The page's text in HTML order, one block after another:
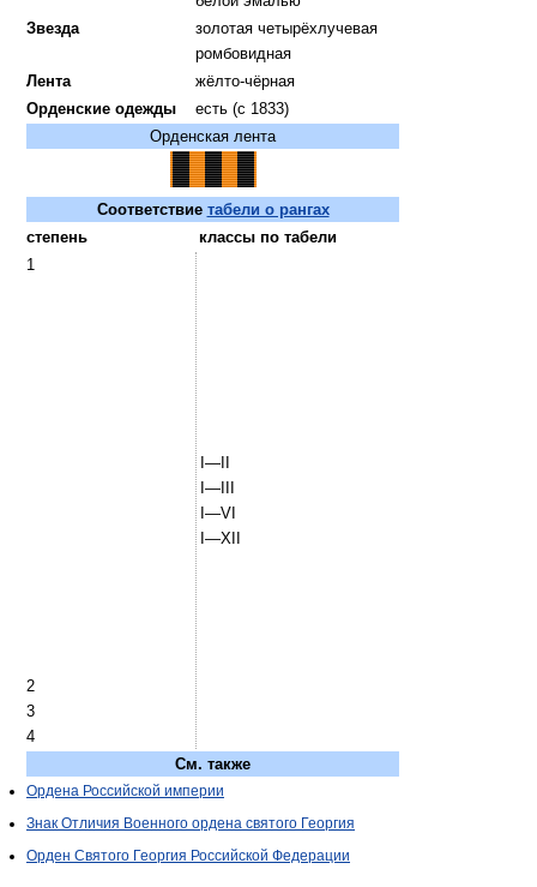
Звезда
золотая четырёхлучевая
ромбовидная
Лента
жёлто-чёрная
Орденские одежды
есть (с 1833)
Орденская лента
Соответствие табели о рангах
степень
классы по табели
1
2
3
4
I—II
I—III
I—VI
I—XII
См. также
Ордена Российской империи
Знак Отличия Военного ордена святого Георгия
Орден Святого Георгия Российской Федерации